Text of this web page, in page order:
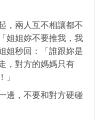
，兩人互不相讓都不
姐姐妳不要推我，我
姐秒回：「誰跟妳是
，對方的媽媽只有
」
邊，不要和對方硬碰